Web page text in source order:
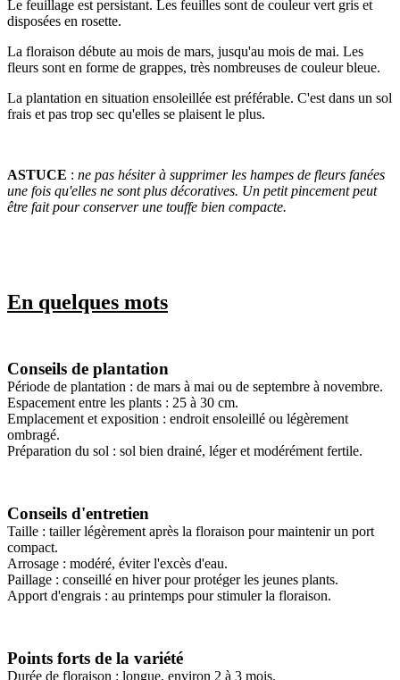
Le feuillage est persistant. Les feuilles sont de couleur vert gris et
disposées en rosette.
La floraison débute au mois de mars, jusqu'au mois de mai. Les
fleurs sont en forme de grappes, très nombreuses de couleur bleue.
La plantation en situation ensoleillée est préférable. C'est dans un sol
frais et pas trop sec qu'elles se plaisent le plus.
ASTUCE : ne pas hésiter à supprimer les hampes de fleurs fanées
une fois qu'elles ne sont plus décoratives. Un petit pincement peut
être fait pour conserver une touffe bien compacte.
En quelques mots
Conseils de plantation
Période de plantation : de mars à mai ou de septembre à novembre.
Espacement entre les plants : 25 à 30 cm.
Emplacement et exposition : endroit ensoleillé ou légèrement
ombragé.
Préparation du sol : sol bien drainé, léger et modérément fertile.
Conseils d'entretien
Taille : tailler légèrement après la floraison pour maintenir un port
compact.
Arrosage : modéré, éviter l'excès d'eau.
Paillage : conseillé en hiver pour protéger les jeunes plants.
Apport d'engrais : au printemps pour stimuler la floraison.
Points forts de la variété
Durée de floraison : longue, environ 2 à 3 mois.